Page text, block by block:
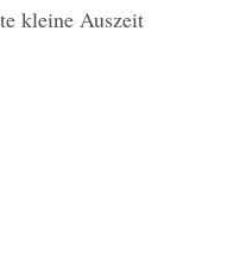
kleine Auszeit